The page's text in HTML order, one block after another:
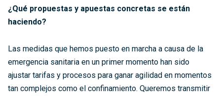
¿Qué propuestas y apuestas concretas se están
haciendo?
Las medidas que hemos puesto en marcha a causa de la
emergencia sanitaria en un primer momento han sido
ajustar tarifas y procesos para ganar agilidad en momentos
tan complejos como el confinamiento. Queremos transmitir